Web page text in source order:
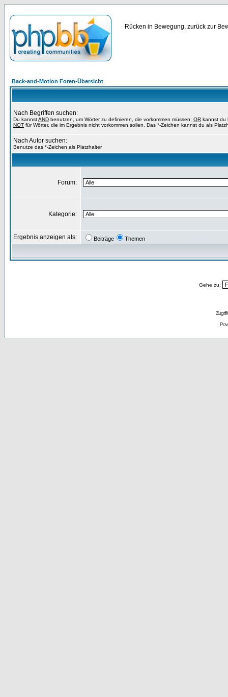
Rücken in Bewegung, zurück zur
Back-and-Motion Foren-Übersicht
Nach Begriffen suchen:
Du kannstAND benutzen, um Wörter zu definieren, die vorkommen müssen; OR kannst du
NOT für Wörter, die im Ergebnis nicht vorkommen sollen. Das *-Zeichen kannst du als
Nach Autor suchen:
Benutze das *-Zeichen als Platzhalter
Forum:
Kategorie:
Ergebnis anzeigen als: Beiträge Themen
Gehe zu: